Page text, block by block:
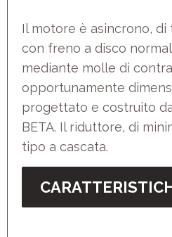
Il motore è asincrono,
con freno a disco
mediante molle di
opportunamente
progettato e costruito
BETA. Il riduttore, di
tipo a cascata.